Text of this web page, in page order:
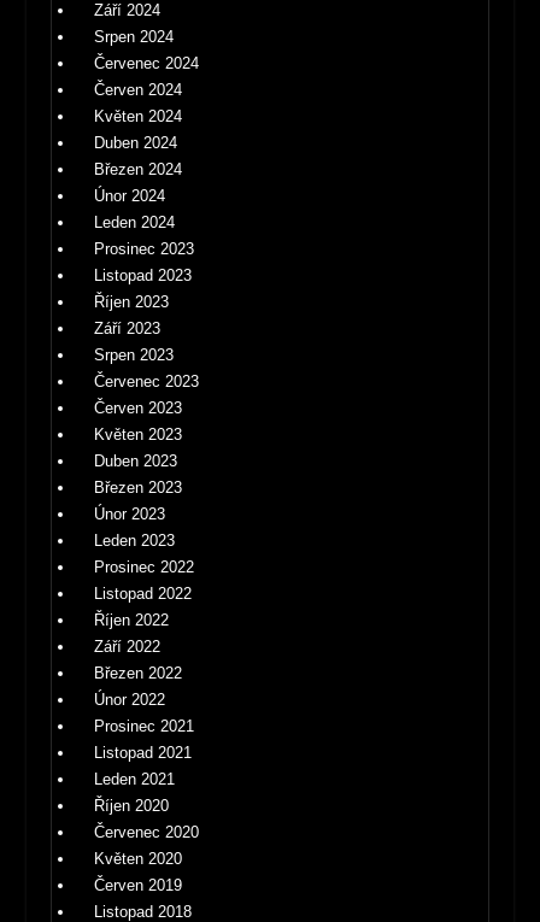
Září 2024
Srpen 2024
Červenec 2024
Červen 2024
Květen 2024
Duben 2024
Březen 2024
Únor 2024
Leden 2024
Prosinec 2023
Listopad 2023
Říjen 2023
Září 2023
Srpen 2023
Červenec 2023
Červen 2023
Květen 2023
Duben 2023
Březen 2023
Únor 2023
Leden 2023
Prosinec 2022
Listopad 2022
Říjen 2022
Září 2022
Březen 2022
Únor 2022
Prosinec 2021
Listopad 2021
Leden 2021
Říjen 2020
Červenec 2020
Květen 2020
Červen 2019
Listopad 2018